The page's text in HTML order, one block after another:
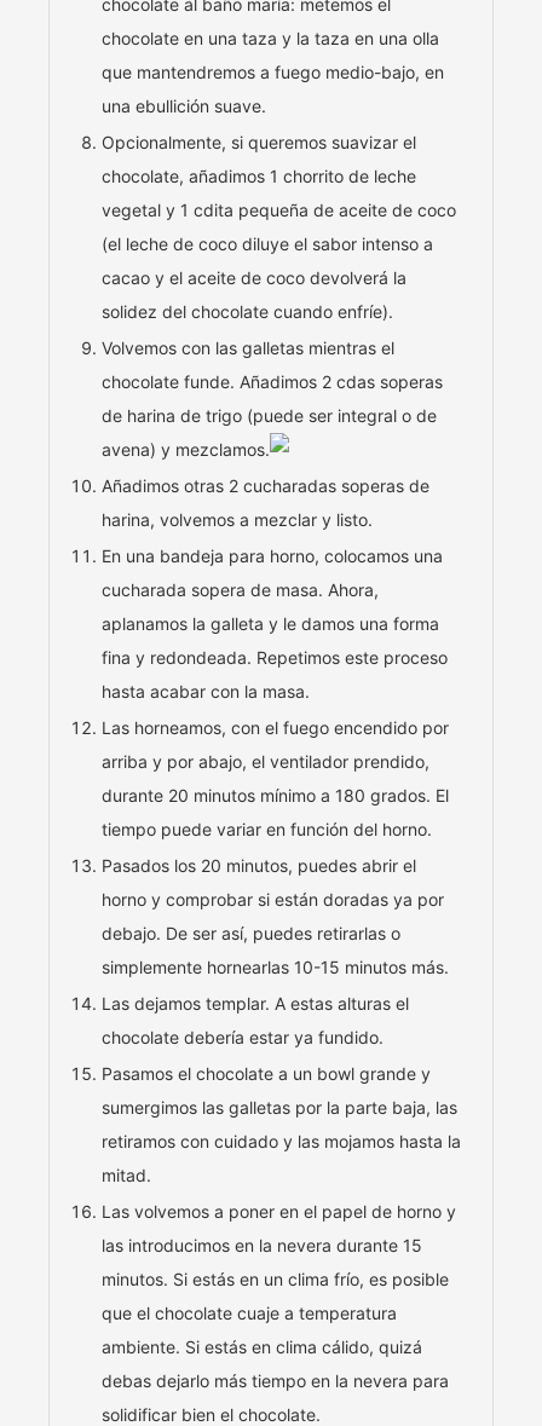
chocolate en una taza y la taza en una olla
que mantendremos a fuego medio-bajo, en
una ebullición suave.
Opcionalmente, si queremos suavizar el
chocolate, añadimos 1 chorrito de leche
vegetal y 1 cdita pequeña de aceite de coco
(el leche de coco diluye el sabor intenso a
cacao y el aceite de coco devolverá la
solidez del chocolate cuando enfríe).
Volvemos con las galletas mientras el
chocolate funde. Añadimos 2 cdas soperas
de harina de trigo (puede ser integral o de
avena) y mezclamos.
Añadimos otras 2 cucharadas soperas de
harina, volvemos a mezclar y listo.
En una bandeja para horno, colocamos una
cucharada sopera de masa. Ahora,
aplanamos la galleta y le damos una forma
fina y redondeada. Repetimos este proceso
hasta acabar con la masa.
Las horneamos, con el fuego encendido por
arriba y por abajo, el ventilador prendido,
durante 20 minutos mínimo a 180 grados. El
tiempo puede variar en función del horno.
Pasados los 20 minutos, puedes abrir el
horno y comprobar si están doradas ya por
debajo. De ser así, puedes retirarlas o
simplemente hornearlas 10-15 minutos más.
Las dejamos templar. A estas alturas el
chocolate debería estar ya fundido.
Pasamos el chocolate a un bowl grande y
sumergimos las galletas por la parte baja, las
retiramos con cuidado y las mojamos hasta la
mitad.
Las volvemos a poner en el papel de horno y
las introducimos en la nevera durante 15
minutos. Si estás en un clima frío, es posible
que el chocolate cuaje a temperatura
ambiente. Si estás en clima cálido, quizá
debas dejarlo más tiempo en la nevera para
solidificar bien el chocolate.